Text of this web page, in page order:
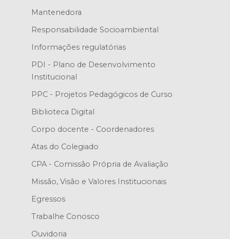
Mantenedora
Responsabilidade Socioambiental
Informações regulatórias
PDI - Plano de Desenvolvimento
Institucional
PPC - Projetos Pedagógicos de Curso
Biblioteca Digital
Corpo docente - Coordenadores
Atas do Colegiado
CPA - Comissão Própria de Avaliação
Missão, Visão e Valores Institucionais
Egressos
Trabalhe Conosco
Ouvidoria